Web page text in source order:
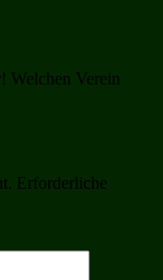
Welchen Verein
Erforderliche